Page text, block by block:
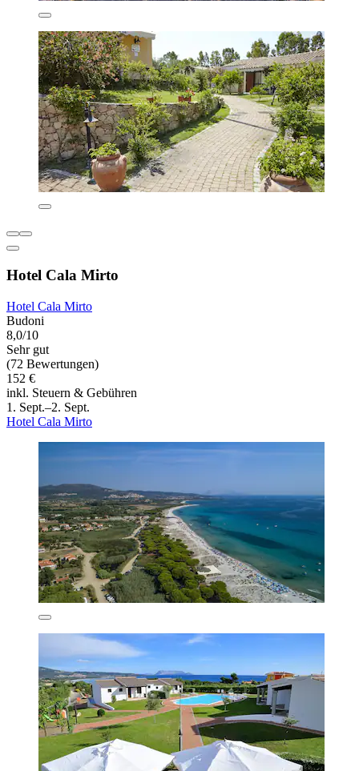
Hotel Cala Mirto
Hotel Cala Mirto
Budoni
8,0/10
Sehr gut
(72 Bewertungen)
152 €
inkl. Steuern & Gebühren
1. Sept.–2. Sept.
Hotel Cala Mirto